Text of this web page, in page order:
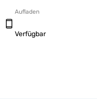
Aufladen
Verfügbar